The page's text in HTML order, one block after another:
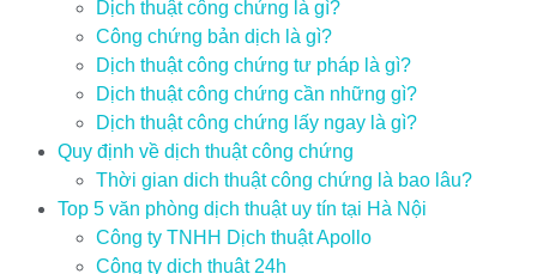
Dịch thuật công chứng là gì?
Công chứng bản dịch là gì?
Dịch thuật công chứng tư pháp là gì?
Dịch thuật công chứng cần những gì?
Dịch thuật công chứng lấy ngay là gì?
Quy định về dịch thuật công chứng
Thời gian dich thuật công chứng là bao lâu?
Top 5 văn phòng dịch thuật uy tín tại Hà Nội
Công ty TNHH Dịch thuật Apollo
Công ty dịch thuật 24h